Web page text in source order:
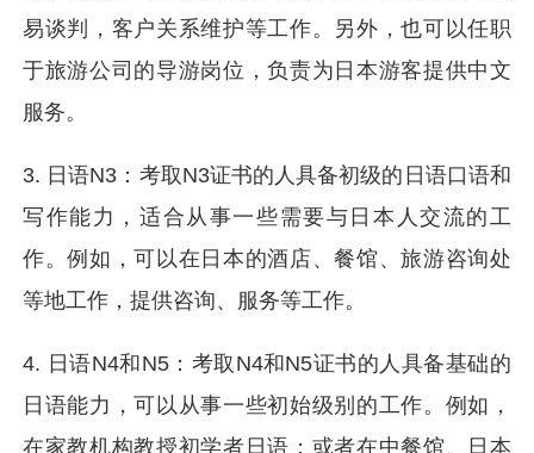
易谈判，客户关系维护等工作。另外，也可以任职
于旅游公司的导游岗位，负责为日本游客提供中文
服务。
3. 日语N3：考取N3证书的人具备初级的日语口语和
写作能力，适合从事一些需要与日本人交流的工
作。例如，可以在日本的酒店、餐馆、旅游咨询处
等地工作，提供咨询、服务等工作。
4. 日语N4和N5：考取N4和N5证书的人具备基础的
日语能力，可以从事一些初始级别的工作。例如，
在家教机构教授初学者日语；或者在中餐馆、日本